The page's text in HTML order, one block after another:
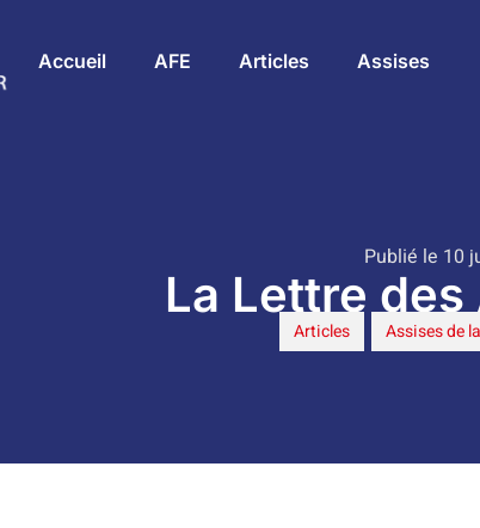
Accueil AFE Articles Assises
Publié le 10
La Lettre des
Articles Assises de